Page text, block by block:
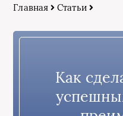
Главная Статьи
Как